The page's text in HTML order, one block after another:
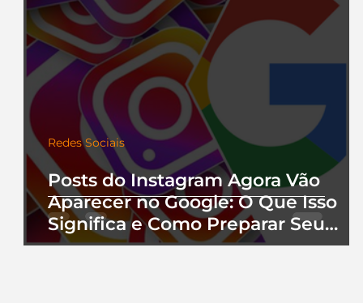
Posts do Instagram Agora Vão
Aparecer no Google: O Que Isso
Significa e Como Preparar Seu
Perfil
Redes Sociais